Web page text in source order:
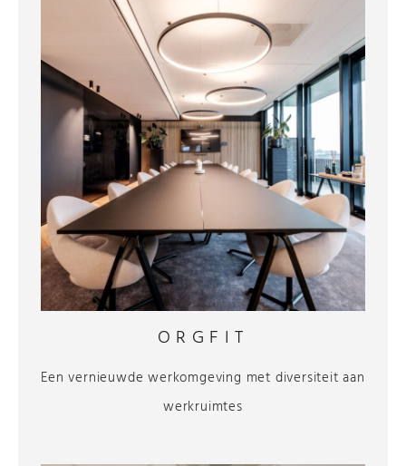
ORGFIT
Een vernieuwde werkomgeving met diversiteit aan
werkruimtes